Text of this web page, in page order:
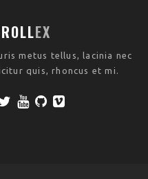
EX
metus tellus, lacinia nec
quis, rhoncus et mi.